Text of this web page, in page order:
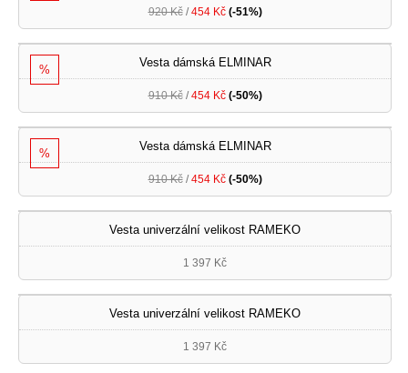
920 Kč/454 Kč (-51%)
%
Vesta dámská ELMINAR
910 Kč/454 Kč (-50%)
%
Vesta dámská ELMINAR
910 Kč/454 Kč (-50%)
Vesta univerzální velikost RAMEKO
1 397 Kč
Vesta univerzální velikost RAMEKO
1 397 Kč